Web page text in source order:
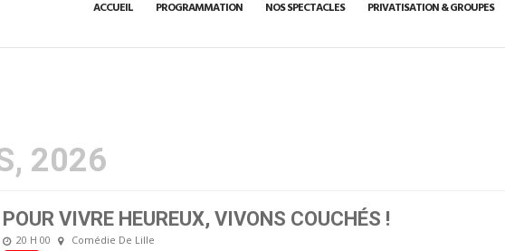
ACCUEIL PROGRAMMATION NOS SPECTACLES PRIVATISATION & GROUPES
2026
POUR VIVRE HEUREUX, VIVONS COUCHÉS !
20 H 00
Comédie De Lille